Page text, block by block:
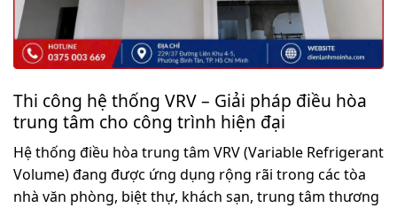
Thi công hệ thống VRV – Giải pháp điều hòa
trung tâm cho công trình hiện đại
Hệ thống điều hòa trung tâm VRV (Variable Refrigerant
Volume) đang được ứng dụng rộng rãi trong các tòa
nhà văn phòng, biệt thự, khách sạn, trung tâm thương